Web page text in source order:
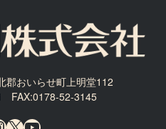
郡おいらせ町上明堂112
FAX:0178-52-3145